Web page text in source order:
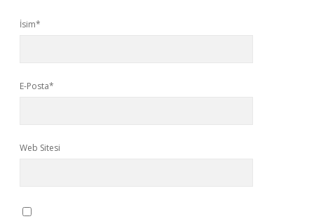
İsim*
E-Posta*
Web Sitesi